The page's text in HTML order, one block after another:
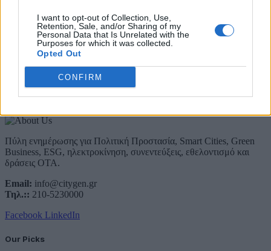
I want to opt-out of Collection, Use,
Retention, Sale, and/or Sharing of my
Personal Data that Is Unrelated with the
Purposes for which it was collected.
Opted Out
CONFIRM
Συμφωνώ με την Πολιτική Δεδομένων
About Us
Πύλη ενημέρωσης για Πολιτική Προστασία, Smart Cities, Green
Business, ESG, ηλεκτροκίνηση, συνεντεύξεις, εθελοντισμό και
δράσεις ΟΤΑ.
Email: info@citygen.gr
Τηλ.:: 210-5230000
Facebook LinkedIn
Our Picks